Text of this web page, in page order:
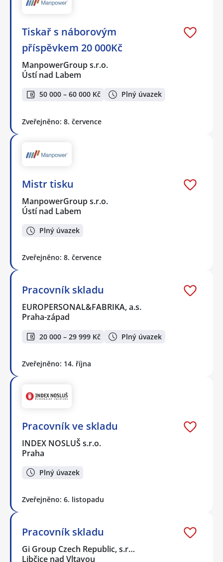
Tiskař s náborovým
příspěvkem 20 000Kč
ManpowerGroup s.r.o.
Ústí nad Labem
50 000 – 60 000 Kč Plný úvazek
Zveřejněno: 8. července
Mistr tisku
ManpowerGroup s.r.o.
Ústí nad Labem
Plný úvazek
Zveřejněno: 8. července
Pracovník skladu
EUROPERSONAL&FABRIKA, a.s.
Praha-západ
20 000 – 29 999 Kč Plný úvazek
Zveřejněno: 14. října
Pracovník ve skladu
INDEX NOSLUŠ s.r.o.
Praha
Plný úvazek
Zveřejněno: 6. listopadu
Pracovník skladu
Gi Group Czech Republic, s.r…
Libčice nad Vltavou